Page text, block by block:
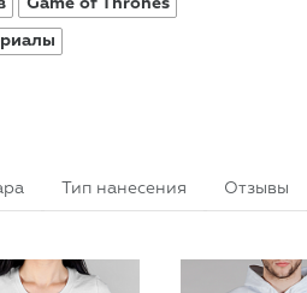
Game of Thrones
Тип нанесения Отзывы